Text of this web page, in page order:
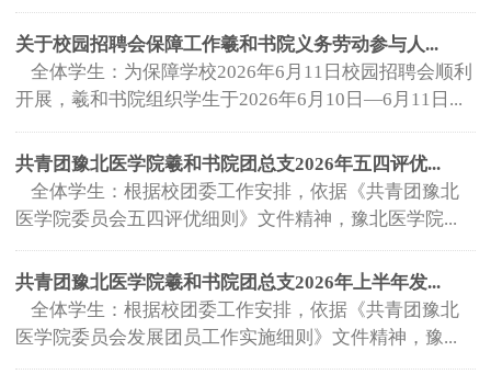
关于校园招聘会保障工作羲和书院义务劳动参与人...
全体学生：为保障学校2026年6月11日校园招聘会顺利
开展，羲和书院组织学生于2026年6月10日—6月11日...
共青团豫北医学院羲和书院团总支2026年五四评优...
全体学生：根据校团委工作安排，依据《共青团豫北
医学院委员会五四评优细则》文件精神，豫北医学院...
共青团豫北医学院羲和书院团总支2026年上半年发...
全体学生：根据校团委工作安排，依据《共青团豫北
医学院委员会发展团员工作实施细则》文件精神，豫...